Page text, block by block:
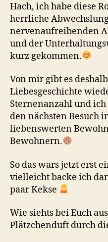
Hach, ich habe diese
herrliche
nervenaufreibenden
und der
kurz gekommen.
Von mir gibt es
Liebesgeschichte
Sternenanzahl und
den nächsten Besuch
liebenswerten
Bewohnern.
So das wars jetzt erst
vielleicht backe ich
paar Kekse
Wie siehts bei Euch
Plätzchenduft durch